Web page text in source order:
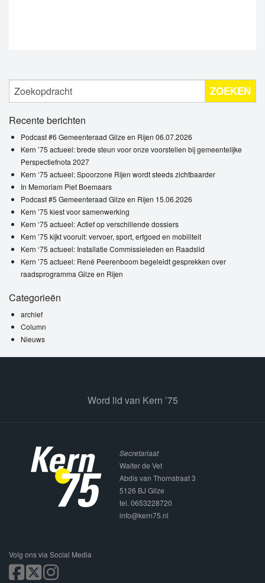
ZOEKEN
Recente berichten
Podcast #6 Gemeenteraad Gilze en Rijen 06.07.2026
Kern ’75 actueel: brede steun voor onze voorstellen bij gemeentelijke
Perspectiefnota 2027
Kern ‘75 actueel: Spoorzone Rijen wordt steeds zichtbaarder
In Memoriam Piet Boemaars
Podcast #5 Gemeenteraad Gilze en Rijen 15.06.2026
Kern ’75 kiest voor samenwerking
Kern ‘75 actueel: Actief op verschillende dossiers
Kern ’75 kijkt vooruit: vervoer, sport, erfgoed en mobiliteit
Kern ‘75 actueel: Installatie Commissieleden en Raadslid
Kern ’75 actueel: René Peerenboom begeleidt gesprekken over
raadsprogramma Gilze en Rijen
Categorieën
archief
Column
Nieuws
Word lid van Kern ’75
Secretariaat
Walter de Vet
Abdis van Thornstraat 3
5126 BJ Gilze
tel. 0653228720
info@kern75.nl
Volg ons via Social Media